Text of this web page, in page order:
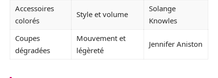
Accessoires
colorés
Style et volume
Solange
Knowles
Coupes
dégradées
Mouvement et
légèreté
Jennifer Aniston